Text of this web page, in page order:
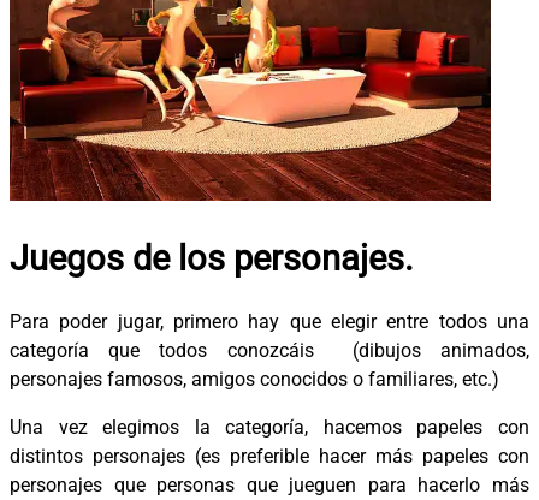
Juegos de los personajes.
Para poder jugar, primero hay que elegir entre todos una
categoría que todos conozcáis (dibujos animados,
personajes famosos, amigos conocidos o familiares, etc.)
Una vez elegimos la categoría, hacemos papeles con
distintos personajes (es preferible hacer más papeles con
personajes que personas que jueguen para hacerlo más